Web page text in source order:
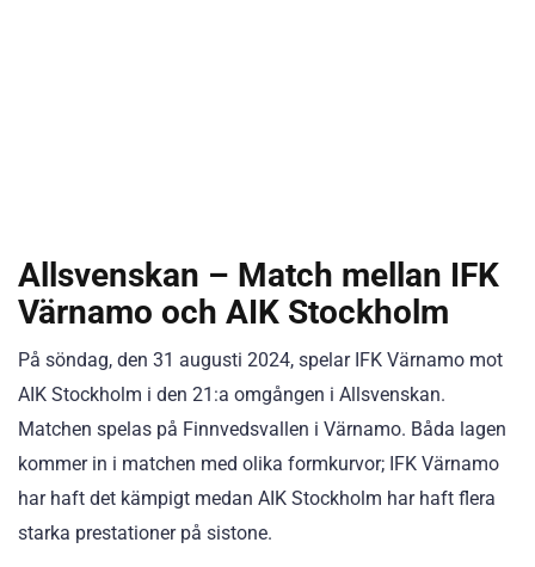
Allsvenskan – Match mellan IFK
Värnamo och AIK Stockholm
På söndag, den 31 augusti 2024, spelar IFK Värnamo mot
AIK Stockholm i den 21:a omgången i Allsvenskan.
Matchen spelas på Finnvedsvallen i Värnamo. Båda lagen
kommer in i matchen med olika formkurvor; IFK Värnamo
har haft det kämpigt medan AIK Stockholm har haft flera
starka prestationer på sistone.